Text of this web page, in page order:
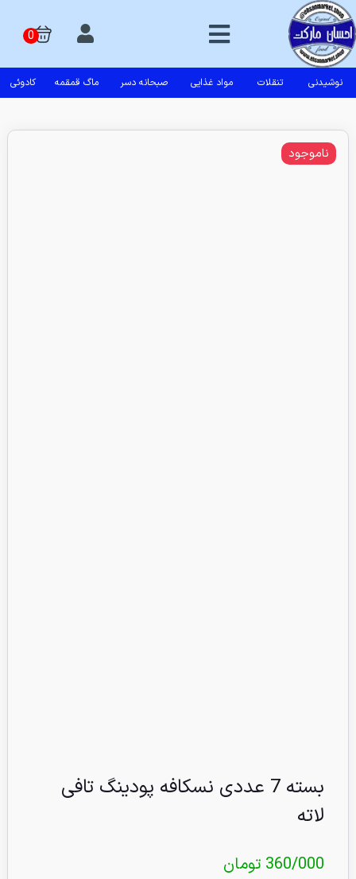
نوشیدنی تنقلات مواد غذایی صبحانه دسر ماگ قمقمه کادوئی
بسته 7 عددی نسکافه پودینگ تافی
لاته
360/000 تومان
ناموجود